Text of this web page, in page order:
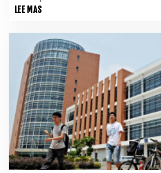
que la financiación cayera un 20% el
LEE MAS